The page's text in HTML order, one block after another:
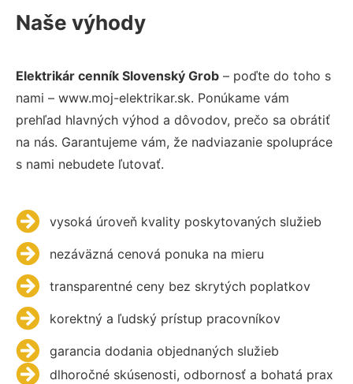
Naše výhody
Elektrikár cenník Slovenský Grob – poďte do toho s
nami – www.moj-elektrikar.sk. Ponúkame vám
prehľad hlavných výhod a dôvodov, prečo sa obrátiť
na nás. Garantujeme vám, že nadviazanie spolupráce
s nami nebudete ľutovať.
vysoká úroveň kvality poskytovaných služieb
nezáväzná cenová ponuka na mieru
transparentné ceny bez skrytých poplatkov
korektný a ľudský prístup pracovníkov
garancia dodania objednaných služieb
dlhoročné skúsenosti, odbornosť a bohatá prax